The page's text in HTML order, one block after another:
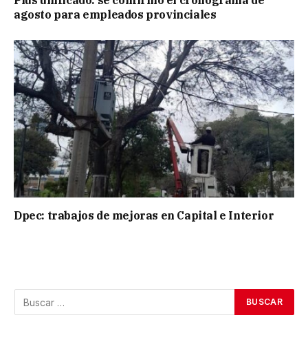
agosto para empleados provinciales
Dpec: trabajos de mejoras en Capital e Interior